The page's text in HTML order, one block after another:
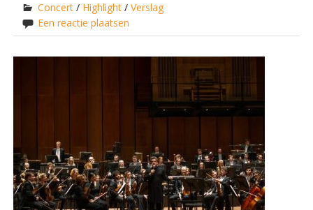
Concert / Highlight /Verslag
Een reactie plaatsen